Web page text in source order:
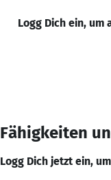
Logg Dich ein, um
Fähigkeiten
Logg Dich jetzt ein,